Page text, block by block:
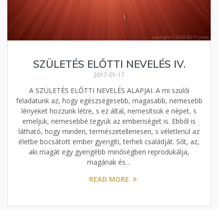
SZÜLETÉS ELŐTTI NEVELÉS IV.
2017-01-17
A SZÜLETÉS ELŐTTI NEVELÉS ALAPJAI. A mi szülői
feladatunk az, hogy egészségesebb, magasabb, nemesebb
lényeket hozzunk létre, s ez által, nemesítsük e népet, s
emeljük, nemesebbé tegyük az emberiséget is. Ebből is
látható, hogy minden, természetellenesen, s véletlenül az
életbe bocsátott ember gyengíti, terheli családját. Sőt, az,
aki magát egy gyengébb minőségben reprodukálja,
magának és…
READ MORE